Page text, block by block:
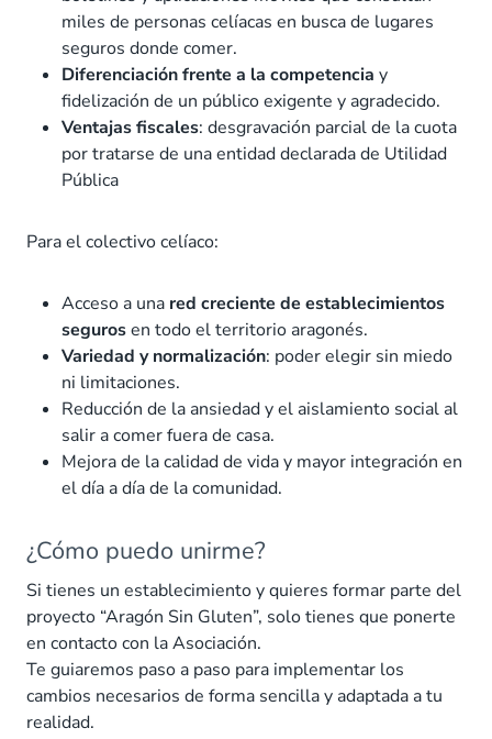
miles de personas celíacas en busca de lugares
seguros donde comer.
Diferenciación frente a la competencia y
fidelización de un público exigente y agradecido.
Ventajas fiscales: desgravación parcial de la cuota
por tratarse de una entidad declarada de Utilidad
Pública
Para el colectivo celíaco:
Acceso a una red creciente de establecimientos
segurosen todo el territorio aragonés.
Variedad y normalización: poder elegir sin miedo
ni limitaciones.
Reducción de la ansiedad y el aislamiento social al
salir a comer fuera de casa.
Mejora de la calidad de vida y mayor integración en
el día a día de la comunidad.
¿Cómo puedo unirme?
Si tienes un establecimiento y quieres formar parte del
proyecto “Aragón Sin Gluten”, solo tienes que ponerte
en contacto con la Asociación.
Te guiaremos paso a paso para implementar los
cambios necesarios de forma sencilla y adaptada a tu
realidad.